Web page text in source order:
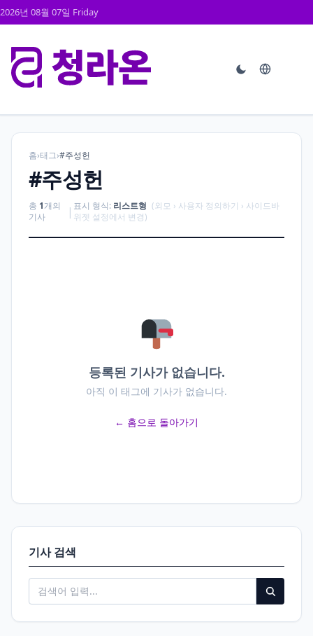
2026년 08월 07일 Friday
홈›태그›#주성헌
#주성헌
총 1개의
기사
| 표시 형식: 리스트형 (외모 › 사용자 정의하기 › 사이드바
위젯 설정에서 변경)
등록된 기사가 없습니다.
아직 이 태그에 기사가 없습니다.
← 홈으로 돌아가기
기사 검색